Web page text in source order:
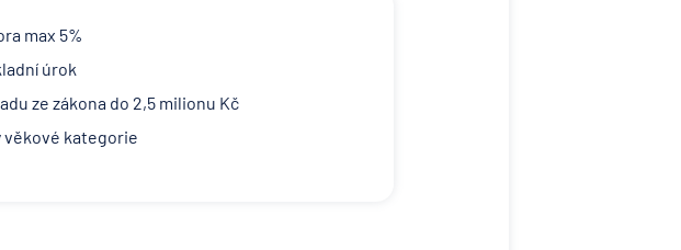
max 5%
úrok
ze zákona do 2,5 milionu Kč
věkové kategorie